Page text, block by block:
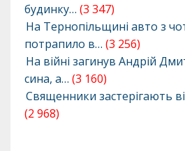
будинку… (3 347)
На Тернопільщині авто з
потрапило в… (3 256)
На війні загинув Андрій
сина, а… (3 160)
Священники застерігають
(2 968)